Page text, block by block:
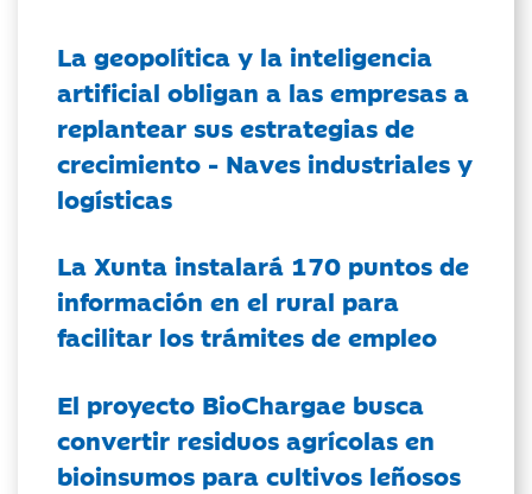
La geopolítica y la inteligencia
artificial obligan a las empresas a
replantear sus estrategias de
crecimiento - Naves industriales y
logísticas
La Xunta instalará 170 puntos de
información en el rural para
facilitar los trámites de empleo
El proyecto BioChargae busca
convertir residuos agrícolas en
bioinsumos para cultivos leñosos